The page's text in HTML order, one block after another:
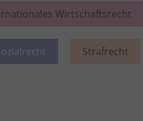
Wirtschaftsrecht
Strafrecht